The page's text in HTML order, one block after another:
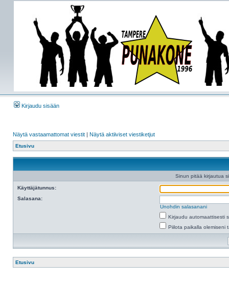
Kirjaudu sisään
Näytä vastaamattomat viestit | Näytä aktiiviset viestiketjut
Etusivu
Sinun pitää kirjautua
Käyttäjätunnus:
Salasana:
Unohdin salasanani
Kirjaudu automaattisesti
Piilota paikalla olemiseni
Etusivu